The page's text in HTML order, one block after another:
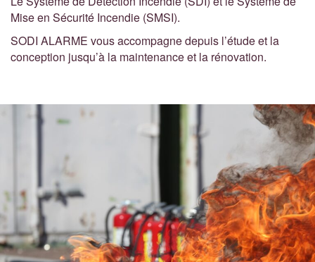
Mise en Sécurité Incendie (SMSI).
SODI ALARME vous accompagne depuis l’étude et la
conception jusqu’à la maintenance et la rénovation.